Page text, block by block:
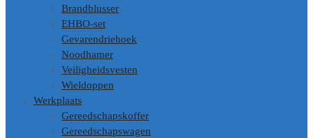
Brandblusser
EHBO-set
Gevarendriehoek
Noodhamer
Veiligheidsvesten
Wieldoppen
Werkplaats
Gereedschapskoffer
Gereedschapswagen